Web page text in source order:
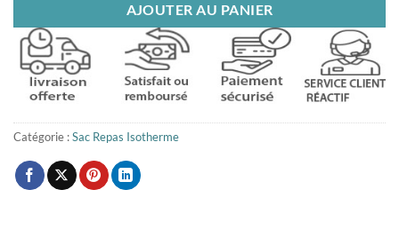
AJOUTER AU PANIER
Catégorie :Sac Repas Isotherme